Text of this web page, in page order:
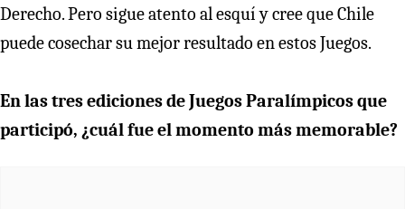
Derecho. Pero sigue atento al esquí y cree que Chile
puede cosechar su mejor resultado en estos Juegos.
En las tres ediciones de Juegos Paralímpicos que
participó, ¿cuál fue el momento más memorable?